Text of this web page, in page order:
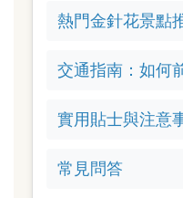
熱門金針花景點
交通指南：如何
實用貼士與注意
常見問答